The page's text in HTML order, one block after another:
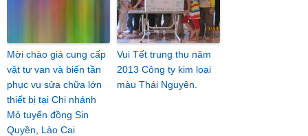
Mời chào giá cung cấp
vật tư van và biến tần
phục vụ sửa chữa lớn
thiết bị tại Chi nhánh
Mỏ tuyển đồng Sin
Quyền, Lào Cai
Vui Tết trung thu năm
2013 Công ty kim loại
màu Thái Nguyên.